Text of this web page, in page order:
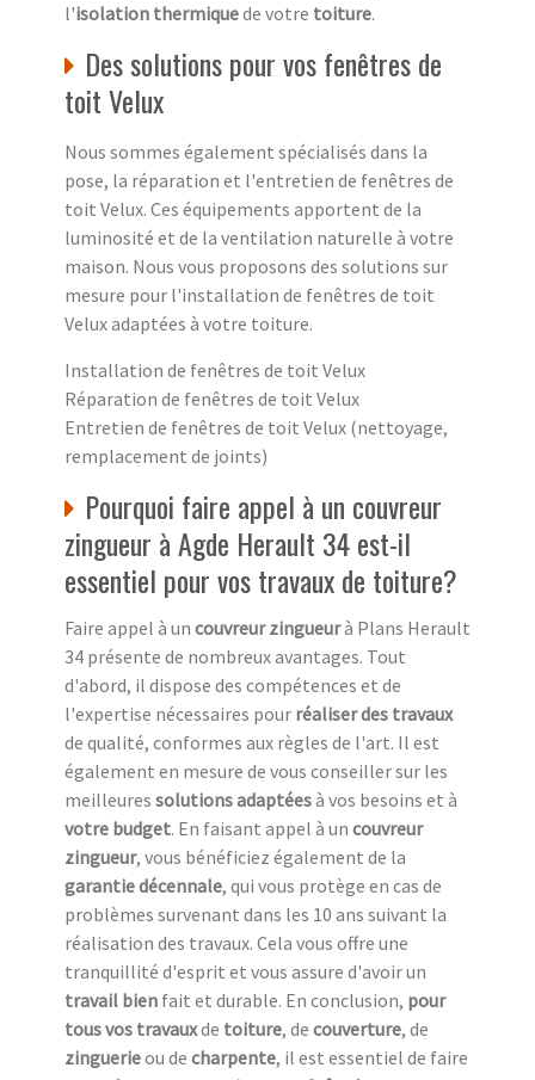
l'isolation thermiquede votre toiture.
Des solutions pour vos fenêtres de
toit Velux
Nous sommes également spécialisés dans la
pose, la réparation et l'entretien de fenêtres de
toit Velux. Ces équipements apportent de la
luminosité et de la ventilation naturelle à votre
maison. Nous vous proposons des solutions sur
mesure pour l'installation de fenêtres de toit
Velux adaptées à votre toiture.
Installation de fenêtres de toit Velux
Réparation de fenêtres de toit Velux
Entretien de fenêtres de toit Velux (nettoyage,
remplacement de joints)
Pourquoi faire appel à un couvreur
zingueur à Agde Herault 34 est-il
essentiel pour vos travaux de toiture?
Faire appel à un couvreur zingueurà Plans Herault
34 présente de nombreux avantages. Tout
d'abord, il dispose des compétences et de
l'expertise nécessaires pour réaliser des travaux
de qualité, conformes aux règles de l'art. Il est
également en mesure de vous conseiller sur les
meilleures solutions adaptéesà vos besoins et à
votre budget. En faisant appel à un couvreur
zingueur, vous bénéficiez également de la
garantie décennale, qui vous protège en cas de
problèmes survenant dans les 10 ans suivant la
réalisation des travaux. Cela vous offre une
tranquillité d'esprit et vous assure d'avoir un
travail bien fait et durable. En conclusion, pour
tous vos travauxde toiture, de couverture, de
zinguerieou de charpente, il est essentiel de faire